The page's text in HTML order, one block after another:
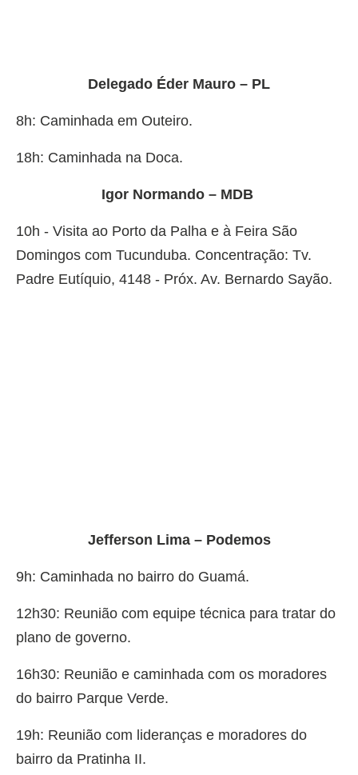
Delegado Éder Mauro – PL
8h: Caminhada em Outeiro.
18h: Caminhada na Doca.
Igor Normando – MDB
10h - Visita ao Porto da Palha e à Feira São
Domingos com Tucunduba. Concentração: Tv.
Padre Eutíquio, 4148 - Próx. Av. Bernardo Sayão.
Jefferson Lima – Podemos
9h: Caminhada no bairro do Guamá.
12h30: Reunião com equipe técnica para tratar do
plano de governo.
16h30: Reunião e caminhada com os moradores
do bairro Parque Verde.
19h: Reunião com lideranças e moradores do
bairro da Pratinha II.